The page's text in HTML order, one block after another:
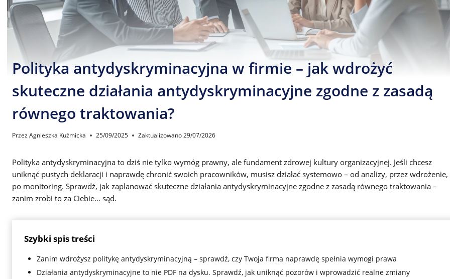
Polityka antydyskryminacyjna w firmie – jak wdrożyć
skuteczne działania antydyskryminacyjne zgodne z zasadą
równego traktowania?
PrzezAgnieszka Kuźmicka 25/09/2025 Zaktualizowano29/07/2026
Polityka antydyskryminacyjna to dziś nie tylko wymóg prawny, ale fundament zdrowej kultury organizacyjnej. Jeśli chcesz
uniknąć pustych deklaracji i naprawdę chronić swoich pracowników, musisz działać systemowo – od analizy, przez wdrożenie,
po monitoring. Sprawdź, jak zaplanować skuteczne działania antydyskryminacyjne zgodne z zasadą równego traktowania –
zanim zrobi to za Ciebie… sąd.
Szybki spis treści
Zanim wdrożysz politykę antydyskryminacyjną – sprawdź, czy Twoja firma naprawdę spełnia wymogi prawa
Działania antydyskryminacyjne to nie PDF na dysku. Sprawdź, jak uniknąć pozorów i wprowadzić realne zmiany